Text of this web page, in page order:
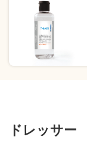
ドレッサー